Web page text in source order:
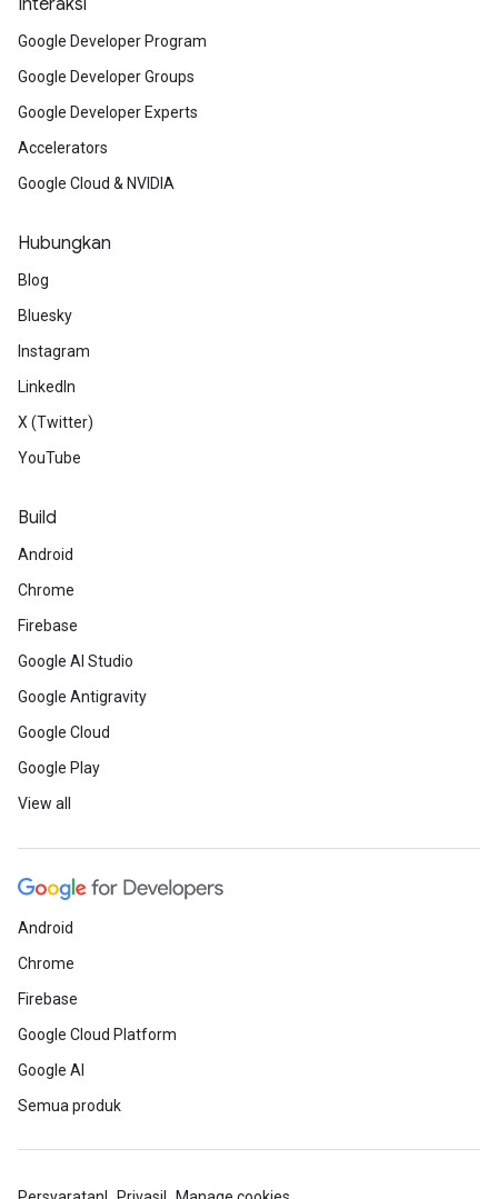
Interaksi
Google Developer Program
Google Developer Groups
Google Developer Experts
Accelerators
Google Cloud & NVIDIA
Hubungkan
Blog
Bluesky
Instagram
LinkedIn
X (Twitter)
YouTube
Build
Android
Chrome
Firebase
Google AI Studio
Google Antigravity
Google Cloud
Google Play
View all
Android
Chrome
Firebase
Google Cloud Platform
Google AI
Semua produk